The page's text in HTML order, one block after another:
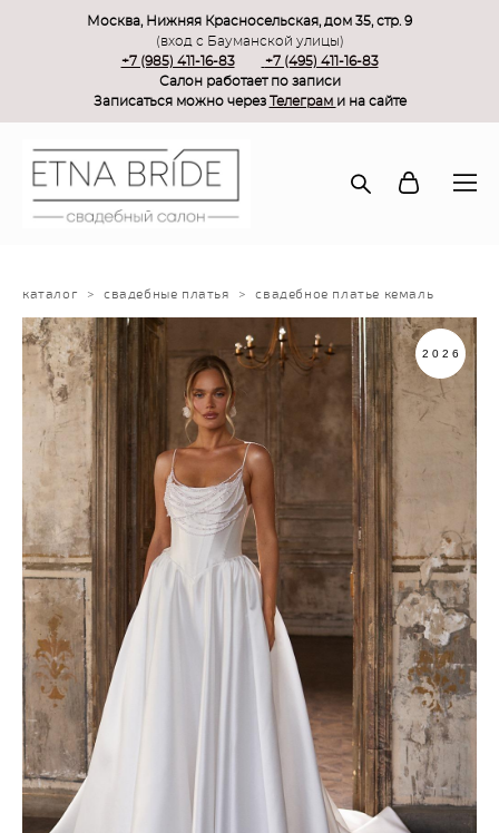
Москва, Нижняя Красносельская, дом 35, стр. 9
(вход с Бауманской улицы)
+7 (985) 411-16-83
+7 (495) 411-16-83
Салон работает по записи
Записаться можно через Телеграм и на сайте
каталог > свадебные платья > свадебное платье кемаль
2026